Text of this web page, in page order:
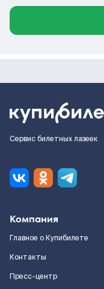
Сервис билетных лазеек
Компания
Главное о Купибилете
Контакты
Пресс-центр